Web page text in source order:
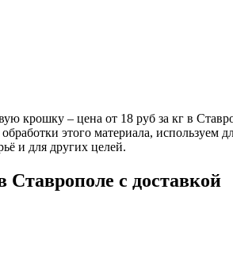
крошку – цена от 18 руб за кг в
этого материала,
и для других целей.
с доставкой